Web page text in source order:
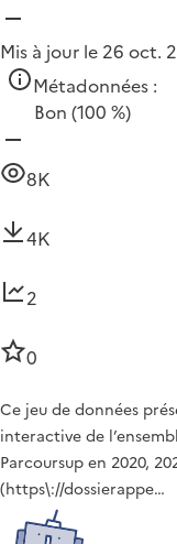
Mis à jour le 26 oct.
Métadonnées :
Bon (100 %)
8K
4K
2
0
Ce jeu de données
interactive de
Parcoursup en 2020,
(https\://dossierappe…